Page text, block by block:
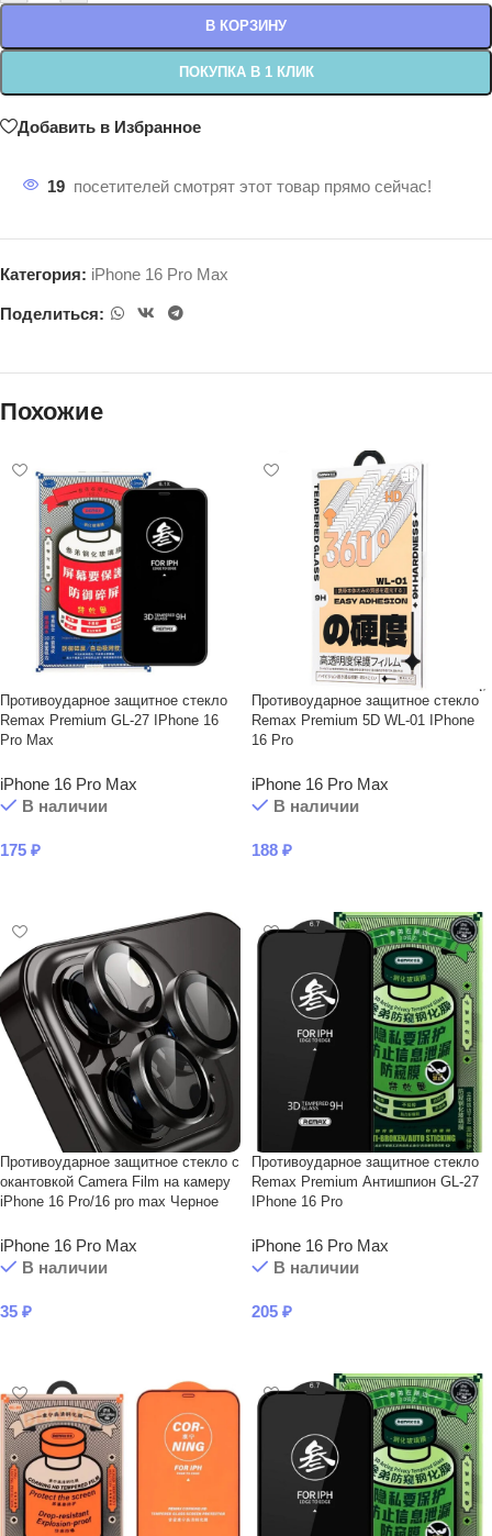
В КОРЗИНУ
ПОКУПКА В 1 КЛИК
Добавить в Избранное
19 посетителей смотрят этот товар прямо сейчас!
Категория: iPhone 16 Pro Max
Поделиться:
Похожие
Противоударное защитное стекло
Remax Premium GL-27 IPhone 16
Pro Max
iPhone 16 Pro Max
В наличии
175 ₽
Противоударное защитное стекло
Remax Premium 5D WL-01 IPhone
16 Pro
iPhone 16 Pro Max
В наличии
188 ₽
Противоударное защитное стекло с
окантовкой Camera Film на камеру
iPhone 16 Pro/16 pro max Черное
iPhone 16 Pro Max
В наличии
35 ₽
Противоударное защитное стекло
Remax Premium Антишпион GL-27
IPhone 16 Pro
iPhone 16 Pro Max
В наличии
205 ₽